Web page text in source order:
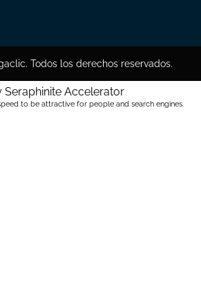
Todos los derechos reservados.
Seraphinite Accelerator
to be attractive for people and search engines.